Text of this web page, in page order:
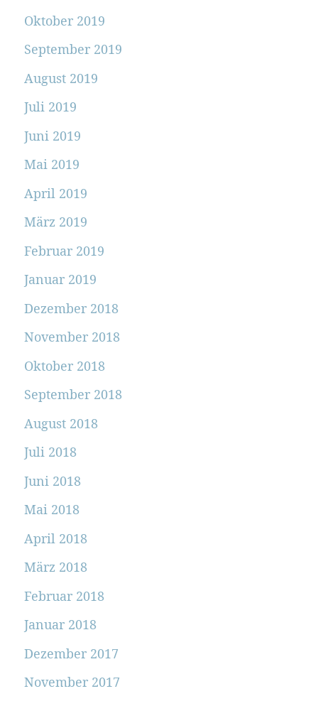
Oktober 2019
September 2019
August 2019
Juli 2019
Juni 2019
Mai 2019
April 2019
März 2019
Februar 2019
Januar 2019
Dezember 2018
November 2018
Oktober 2018
September 2018
August 2018
Juli 2018
Juni 2018
Mai 2018
April 2018
März 2018
Februar 2018
Januar 2018
Dezember 2017
November 2017